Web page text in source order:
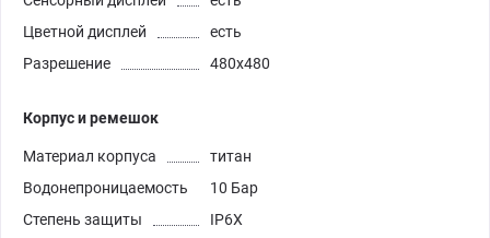
Цветной дисплей
есть
Разрешение
480х480
Корпус и ремешок
Материал корпуса
титан
Водонепроницаемость
10 Бар
Степень защиты
IP6X